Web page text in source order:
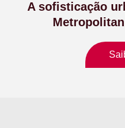
A sofisticação